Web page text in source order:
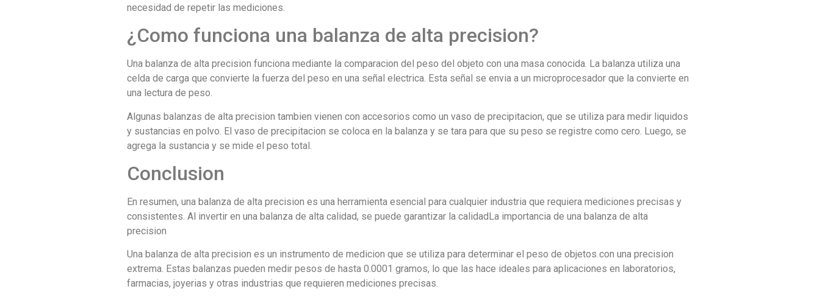
necesidad de repetir las mediciones.
¿Como funciona una balanza de alta precision?
Una balanza de alta precision funciona mediante la comparacion del peso del objeto con una masa conocida. La balanza utiliza una
celda de carga que convierte la fuerza del peso en una señal electrica. Esta señal se envia a un microprocesador que la convierte en
una lectura de peso.
Algunas balanzas de alta precision tambien vienen con accesorios como un vaso de precipitacion, que se utiliza para medir liquidos
y sustancias en polvo. El vaso de precipitacion se coloca en la balanza y se tara para que su peso se registre como cero. Luego, se
agrega la sustancia y se mide el peso total.
Conclusion
En resumen, una balanza de alta precision es una herramienta esencial para cualquier industria que requiera mediciones precisas y
consistentes. Al invertir en una balanza de alta calidad, se puede garantizar la calidadLa importancia de una balanza de alta
precision
Una balanza de alta precision es un instrumento de medicion que se utiliza para determinar el peso de objetos con una precision
extrema. Estas balanzas pueden medir pesos de hasta 0.0001 gramos, lo que las hace ideales para aplicaciones en laboratorios,
farmacias, joyerias y otras industrias que requieren mediciones precisas.